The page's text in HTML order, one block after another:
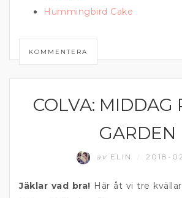
Hummingbird Cake
KOMMENTERA
INDIEN
COLVA: MIDDAG
GARDEN
av ELIN 2018-
Jäklar vad bra! Här åt vi tre